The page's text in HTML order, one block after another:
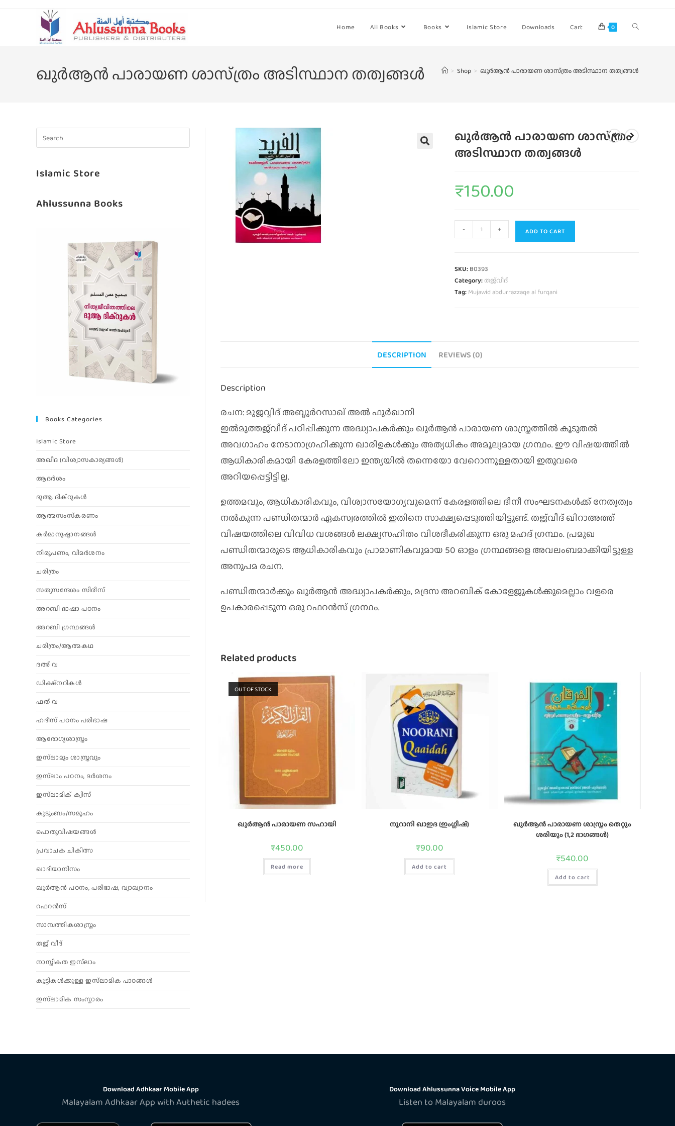
Home All Books Books Islamic Store Downloads Cart 0
ഖുര്‍ആന്‍ പാരായണ ശാസ്‌ത്രം അടിസ്ഥാന തത്വങ്ങള്‍ > Shop > ഖുര്‍ആന്‍ പാരായണ ശാസ്‌ത്രം അടിസ്ഥാന തത്വങ്ങള്‍
ഖുര്‍ആന്‍ പാരായണ ശാസ്‌ത്രം
അടിസ്ഥാന തത്വങ്ങള്‍
₹150.00
- + ADD TO CART
SKU: B0393
Category: തജ്‌വീദ്
Tag: Mujawid abdurrazzaqe al furqani
DESCRIPTION REVIEWS (0)
Description
രചന: മുജവ്വിദ്‌ അബ്ദുര്‍റസാഖ്‌ അല്‍ ഫുര്‍ഖാനി
ഇല്‍മുത്തജ്‌വീദ്‌ പഠിപ്പിക്കുന്ന അദ്ധ്യാപകർക്കും ഖുർആൻ പാരായണ ശാസ്ത്രത്തിൽ കൂടുതൽ
അവഗാഹം നേടാനാഗ്രഹിക്കുന്ന ഖാരിഉകൾക്കും അത്യധികം അമൂല്യമായ ഗ്രന്ഥം. ഈ വിഷയത്തിൽ
ആധികാരികമായി കേരളത്തിലോ ഇന്ത്യയിൽ തന്നെയോ വേറൊന്നുള്ളതായി ഇതുവരെ
അറിയപ്പെട്ടിട്ടില്ല.
ഉത്തമവും, ആധികാരികവും, വിശ്വാസയോഗ്യവുമെന്ന് കേരളത്തിലെ ദീനീ സംഘടനകൾക്ക് നേതൃത്വം
നൽകുന്ന പണ്ഡിതന്മാർ ഏകസ്വരത്തിൽ ഇതിനെ സാക്ഷ്യപ്പെടുത്തിയിട്ടുണ്ട്‌. തജ്‌വീദ്‌ ഖിറാഅത്ത്
വിഷയത്തിലെ വിവിധ വശങ്ങൾ ലക്ഷ്യസഹിതം വിശദീകരിക്കുന്ന ഒരു മഹദ് ഗ്രന്ഥം. പ്രമുഖ
പണ്ഡിതന്മാരുടെ ആധികാരികവും പ്രാമാണികവുമായ 50 ഓളം ഗ്രന്ഥങ്ങളെ അവലംബമാക്കിയിട്ടുള്ള
അനുപമ രചന.
പണ്ഡിതന്മാർക്കും ഖുർആൻ അദ്ധ്യാപകർക്കും, മദ്രസ അറബിക് കോളേജുകൾക്കുമെല്ലാം വളരെ
ഉപകാരപ്പെടുന്ന ഒരു റഫറൻസ് ഗ്രന്ഥം.
Related products
OUT OF STOCK
ഖുർആൻ പാരായണ സഹായി
₹450.00
Read more
നൂറാനി ഖാഇദ (ഇംഗ്ലീഷ്)
₹90.00
Add to cart
ഖുർആൻ പാരായണ ശാസ്ത്രം തെറ്റും
ശരിയും (1,2 ഭാഗങ്ങൾ)
₹540.00
Add to cart
Islamic Store
Ahlussunna Books
Books Categories
Islamic Store
അഖീദ (വിശ്വാസകാര്യങ്ങള്‍)
ആദര്‍ശം
ദുആ ദിക്റുകൾ
ആത്മസംസ്‌കരണം
കര്‍മാനുഷ്ഠാനങ്ങള്‍
നിരൂപണം, വിമര്‍ശനം
ചരിത്രം
സത്യസന്ദേശം സീരീസ്
അറബി ഭാഷാ പഠനം
അറബി ഗ്രന്ഥങ്ങൾ
ചരിത്രം/ആത്മകഥ
ദഅ് വ
ഡിക്ഷ്നറികൾ
ഫത് വ
ഹദീസ് പഠനം പരിഭാഷ
ആരോഗ്യശാസ്ത്രം
ഇസ്‌ലാമും ശാസ്ത്രവും
ഇസ്‌ലാം പഠനം, ദർശനം
ഇസ്‌ലാമിക് ക്വിസ്
കുടുംബം/സമൂഹം
പൊതുവിഷയങ്ങൾ
പ്രവാചക ചികിത്സ
ഖാദിയാനിസം
ഖുർആൻ പഠനം, പരിഭാഷ, വ്യാഖ്യാനം
റഫറൻസ്
സാമ്പത്തികശാസ്ത്രം
തജ് വീദ്
നാസ്തികത ഇസ്‌ലാം
കുട്ടികൾക്കുള്ള ഇസ്‌ലാമിക പാഠങ്ങൾ
ഇസ്‌ലാമിക സംസ്കാരം
Download Adhkaar Mobile App
Malayalam Adhkaar App with Authetic hadees
Download Ahlussunna Voice Mobile App
Listen to Malayalam duroos